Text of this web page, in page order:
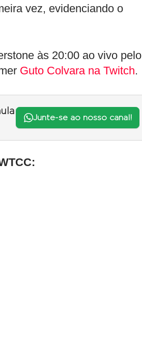
vez, evidenciando o
às 20:00 ao vivo pelo
Guto Colvara na Twitch.
Junte-se ao nosso canal!